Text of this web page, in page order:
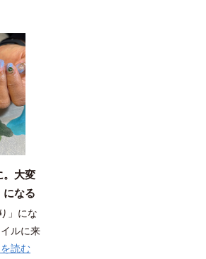
。大変
になる
」にな
ルに来
読む